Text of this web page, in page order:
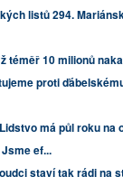
listů 294.
téměř 10 milionů
proti
Lidstvo má půl roku na
ef...
staví tak rádi na